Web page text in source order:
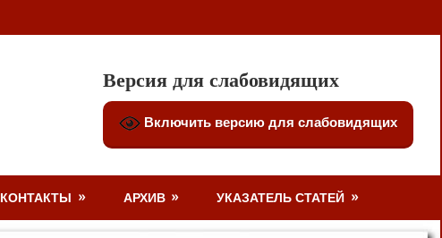
Версия для слабовидящих
Включить версию для слабовидящих
КОНТАКТЫ АРХИВ УКАЗАТЕЛЬ СТАТЕЙ